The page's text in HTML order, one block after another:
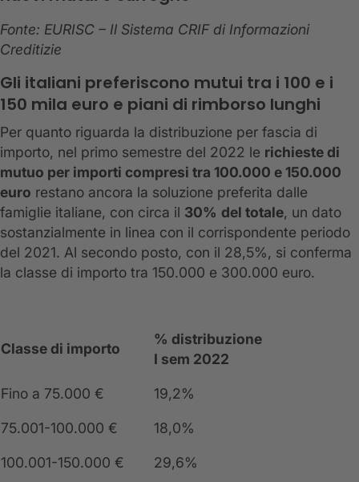
Fonte: EURISC – Il Sistema CRIF di Informazioni
Creditizie
Gli italiani preferiscono mutui tra i 100 e i
150 mila euro e piani di rimborso lunghi
Per quanto riguarda la distribuzione per fascia di
importo, nel primo semestre del 2022 le richieste di
mutuo per importi compresi tra 100.000 e 150.000
euro restano ancora la soluzione preferita dalle
famiglie italiane, con circa il 30% del totale, un dato
sostanzialmente in linea con il corrispondente periodo
del 2021. Al secondo posto, con il 28,5%, si conferma
la classe di importo tra 150.000 e 300.000 euro.
Classe di importo
% distribuzione
I sem 2022
Fino a 75.000 € 19,2%
75.001-100.000 € 18,0%
100.001-150.000 € 29,6%